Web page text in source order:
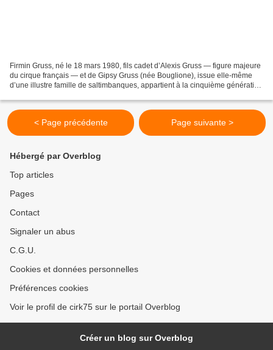
Firmin Gruss, né le 18 mars 1980, fils cadet d’Alexis Gruss — figure majeure
du cirque français — et de Gipsy Gruss (née Bouglione), issue elle-même
d’une illustre famille de saltimbanques, appartient à la cinquième génération
< Page précédente Page suivante >
Hébergé par Overblog
Top articles
Pages
Contact
Signaler un abus
C.G.U.
Cookies et données personnelles
Préférences cookies
Voir le profil de cirk75 sur le portail Overblog
Créer un blog sur Overblog